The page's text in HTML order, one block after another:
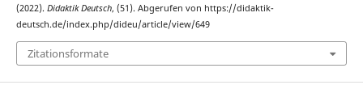
(2022). Didaktik Deutsch, (51). Abgerufen von https://didaktik-
deutsch.de/index.php/dideu/article/view/649
Zitationsformate